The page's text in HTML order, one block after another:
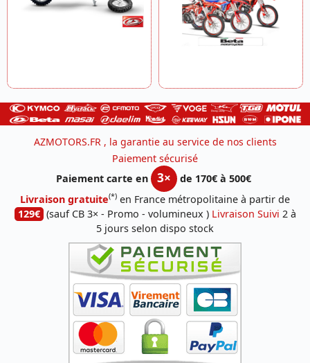
AZMOTORS.FR , la garantie au service de nos clients
Paiement sécurisé
Paiement carte en
3×
de 170€ à 500€
Livraison gratuite(*) en France métropolitaine à partir de
129€ (sauf CB 3× - Promo - volumineux ) Livraison Suivi 2 à
5 jours selon dispo stock